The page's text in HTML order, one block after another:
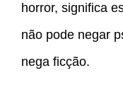
horror, significa
não pode negar
nega ficção.